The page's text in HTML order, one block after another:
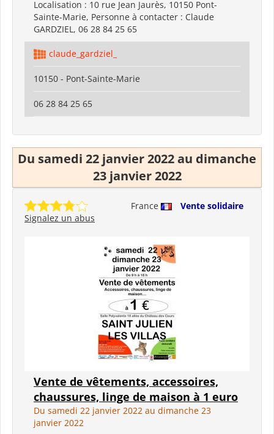
Localisation : 10 rue Jean Jaurès, 10150 Pont-
Sainte-Marie, Personne à contacter : Claude
GARDZIEL, 06 28 84 25 65
claude_gardziel_
10150 - Pont-Sainte-Marie
06 28 84 25 65
Du samedi 22 janvier 2022 au dimanche
23 janvier 2022
France
Vente solidaire
Signalez un abus
Vente de vêtements, accessoires,
chaussures, linge de maison à 1 euro
Du samedi 22 janvier 2022 au dimanche 23
janvier 2022